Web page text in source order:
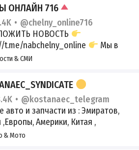
ОНЛАЙН 716
@chelny_online716
НОВОСТЬ
t.me/nabchelny_online
Мы в
Тik Tok
@chelny_online71
в Макс
chelny_online716
& СМИ
@kostanaec_telegram
и запчасти из : Эмиратов,
,Европы, Америки, Китая ,
& Мото